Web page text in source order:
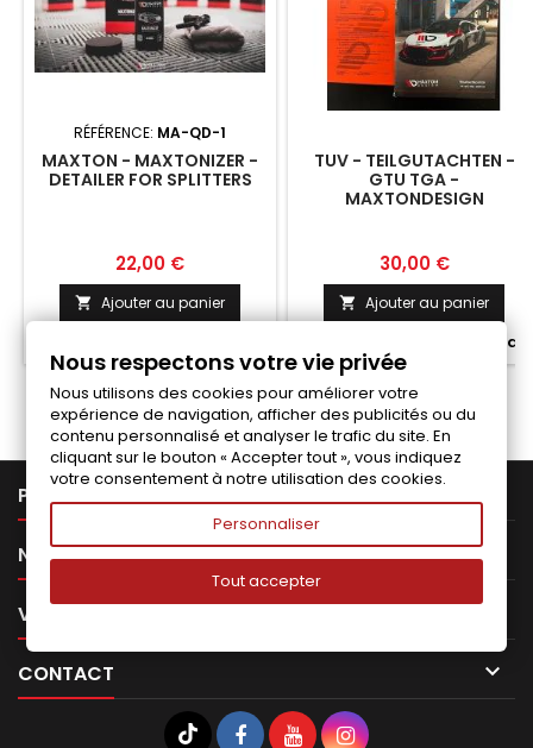
RÉFÉRENCE: MA-QD-1
MAXTON - MAXTONIZER -
DETAILER FOR SPLITTERS
Prix
22,00 €
 Ajouter au panier
TUV - TEILGUTACHTEN -
GTU TGA -
MAXTONDESIGN
Prix
30,00 €
 Ajouter au panier
Fabriqué a la commande
PRODUITS
NOTRE SOCIÉTÉ 
VOTRE COMPTE 
CONTACT 
Nous respectons votre vie privée
Nous utilisons des cookies pour améliorer votre
expérience de navigation, afficher des publicités ou du
contenu personnalisé et analyser le trafic du site. En
cliquant sur le bouton « Accepter tout », vous indiquez
votre consentement à notre utilisation des cookies.
Personnaliser
Tout accepter